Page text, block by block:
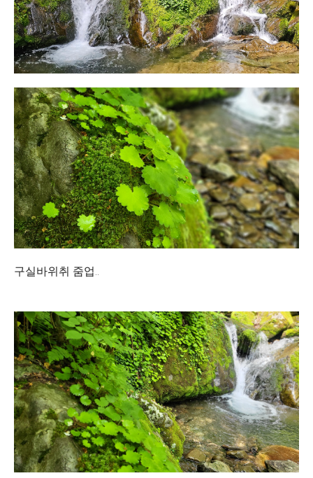
구실바위취 줌업..